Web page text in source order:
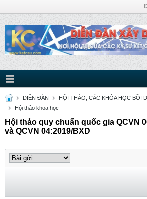
DIỄN ĐÀN
HỘI THẢO, CÁC KHÓA HỌC BỒI
Hội thảo khoa học
Hội thảo quy chuẩn quốc gia QCVN
và QCVN 04:2019/BXD